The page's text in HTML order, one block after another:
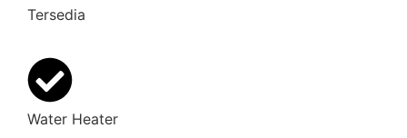
Tersedia
Water Heater